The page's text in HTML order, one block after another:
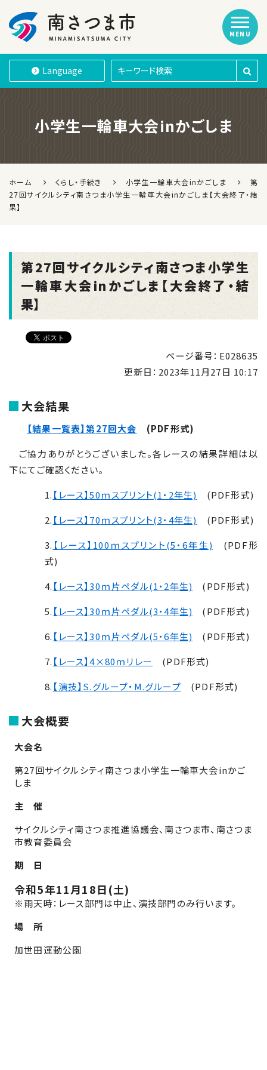
南さつま市
Language
MENU
小学生一輪車大会inかごしま
ホーム くらし・手続き 小学生一輪車大会inかごしま
第
27回サイクルシティ南さつま小学生一輪車大会inかごしま【大会終了・結
果】
第27回サイクルシティ南さつま小学生
一輪車大会inかごしま【大会終了・結
果】
ページ番号：E028635
更新日： 2023年11月27日 10:17
大会結果
【結果一覧表】第27回大会 (PDF形式)
ご協力ありがとうございました。各レースの結果詳細は以
下にてご確認ください。
1. 【レース】50ｍスプリント(1・2年生)
(PDF形式)
2. 【レース】 70ｍスプリント(3・4年生)
(PDF形式)
3. 【レース】 100 ｍスプリント(5・6年生) (PDF形
式)
4. 【レース】30ｍ片ペダル(1・2年生)
(PDF形式)
5. 【レース】30ｍ片ペダル(3・4年生)
(PDF形式)
6. 【レース】30ｍ片ペダル(5・6年生)
(PDF形式)
7. 【レース】4×80ｍリレー
(PDF形式)
8. 【演技】 S.グループ・ M.グループ (PDF形式)
大会概要
大会名
第27回サイクルシティ南さつま小学生一輪車大会inかご
しま
主 催
サイクルシティ南さつま推進協議会、南さつま市、南さつま
市教育委員会
期 日
令和5年11月18日(土)
※雨天時：レース部門は中止、演技部門のみ行います。
場 所
加世田運動公園